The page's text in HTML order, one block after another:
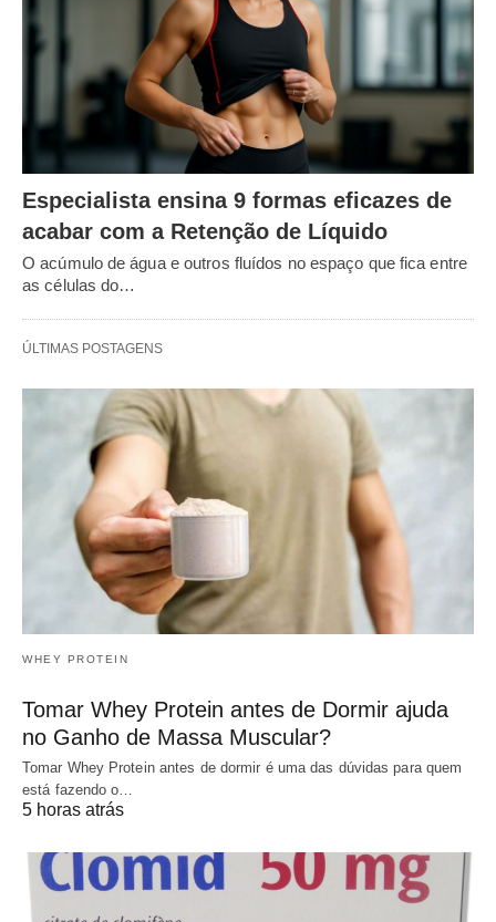
Especialista ensina 9 formas eficazes de
acabar com a Retenção de Líquido
O acúmulo de água e outros fluídos no espaço que fica entre
as células do…
ÚLTIMAS POSTAGENS
WHEY PROTEIN
Tomar Whey Protein antes de Dormir ajuda
no Ganho de Massa Muscular?
Tomar Whey Protein antes de dormir é uma das dúvidas para quem
está fazendo o…
5 horas atrás